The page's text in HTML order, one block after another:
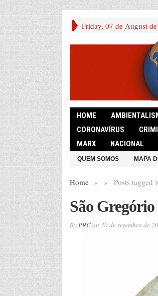
Friday, 07 de August
HOME
CORONAVÍRUS
MARX
NACIONAL
QUEM SOMOS MAPA
Home » Posts tagged
»
São
ByPRCon 30 de setembro de